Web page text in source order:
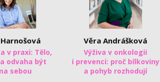
v praxi: Tělo,
odvaha být
sebou
Věra Andrášková
Výživa v onkologii
i prevenci: proč bílkoviny
a pohyb rozhodují